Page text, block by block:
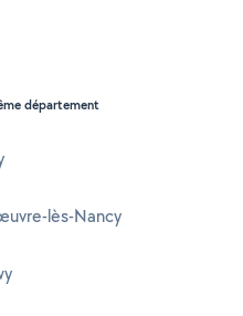
département
lès-Nancy